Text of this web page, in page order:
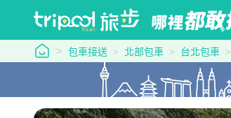
tripool 旅步
包車接送 北部包車 台北包車